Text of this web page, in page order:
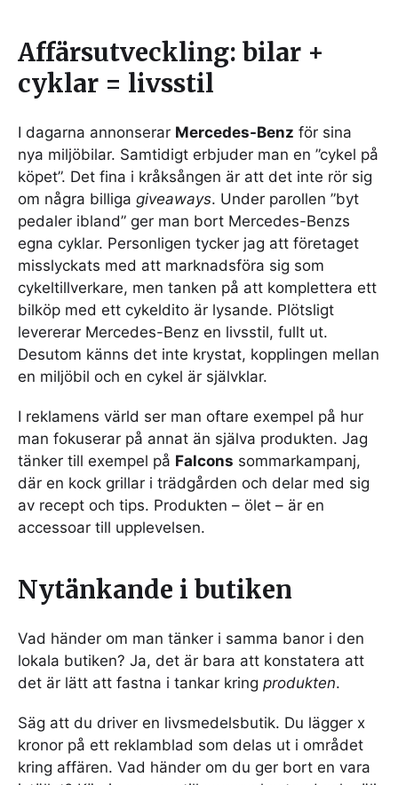
Affärsutveckling: bilar +
cyklar = livsstil
I dagarna annonserar Mercedes-Benz för sina
nya miljöbilar. Samtidigt erbjuder man en ”cykel på
köpet”. Det fina i kråksången är att det inte rör sig
om några billiga giveaways. Under parollen ”byt
pedaler ibland” ger man bort Mercedes-Benzs
egna cyklar. Personligen tycker jag att företaget
misslyckats med att marknadsföra sig som
cykeltillverkare, men tanken på att komplettera ett
bilköp med ett cykeldito är lysande. Plötsligt
levererar Mercedes-Benz en livsstil, fullt ut.
Desutom känns det inte krystat, kopplingen mellan
en miljöbil och en cykel är självklar.
I reklamens värld ser man oftare exempel på hur
man fokuserar på annat än själva produkten. Jag
tänker till exempel på Falcons sommarkampanj,
där en kock grillar i trädgården och delar med sig
av recept och tips. Produkten – ölet – är en
accessoar till upplevelsen.
Nytänkande i butiken
Vad händer om man tänker i samma banor i den
lokala butiken? Ja, det är bara att konstatera att
det är lätt att fastna i tankar kring produkten.
Säg att du driver en livsmedelsbutik. Du lägger x
kronor på ett reklamblad som delas ut i området
kring affären. Vad händer om du ger bort en vara